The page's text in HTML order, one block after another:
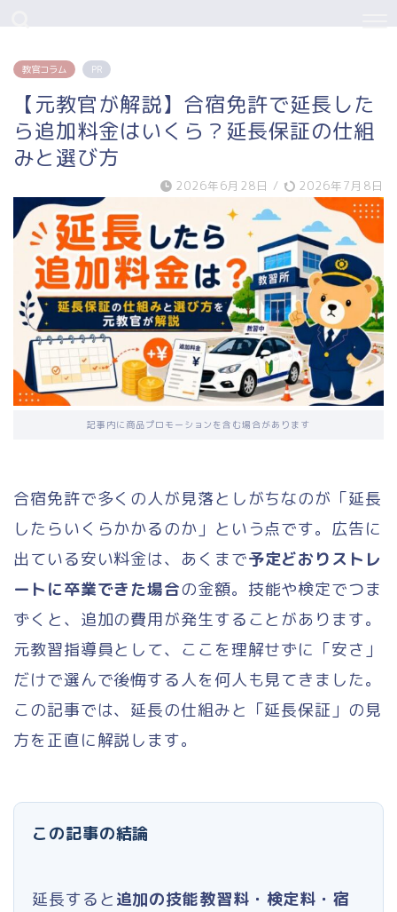
教官コラム PR
【元教官が解説】合宿免許で延長した
ら追加料金はいくら？延長保証の仕組
みと選び方
2026年6月28日 / 2026年7月8日
記事内に商品プロモーションを含む場合があります
合宿免許で多くの人が見落としがちなのが「延長
したらいくらかかるのか」という点です。広告に
出ている安い料金は、あくまで予定どおりストレ
ートに卒業できた場合の金額。技能や検定でつま
ずくと、追加の費用が発生することがあります。
元教習指導員として、ここを理解せずに「安さ」
だけで選んで後悔する人を何人も見てきました。
この記事では、延長の仕組みと「延長保証」の見
方を正直に解説します。
この記事の結論
延長すると 追加の技能教習料・検定料・宿